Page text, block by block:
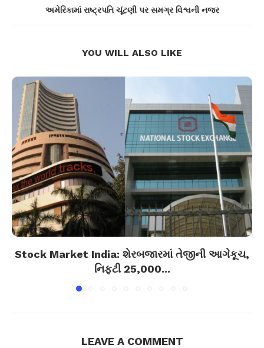
અમેરિકામાં રાષ્ટ્રપતિ ચૂંટણી પર સમગ્ર વિશ્વની નજર
YOU WILL ALSO LIKE
Stock Market India: શેરબજારમાં તેજીની આગેકૂચ,
નિફ્ટી 25,000...
LEAVE A COMMENT